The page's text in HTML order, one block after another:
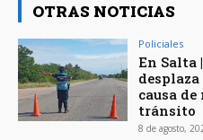
OTRAS NOTICIAS
Policiales
En Salta
causa
tránsito
8 de agosto,